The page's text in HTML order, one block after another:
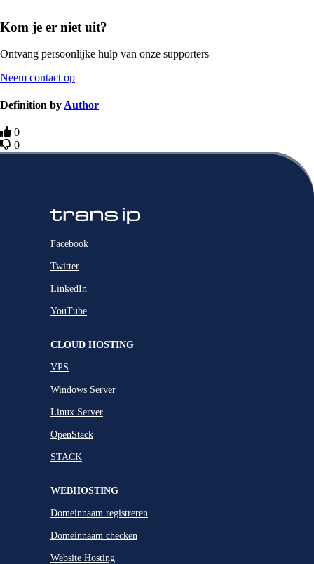
Kom je er niet uit?
Ontvang persoonlijke hulp van onze supporters
Neem contact op
Definition by Author
0
0
Facebook
Twitter
LinkedIn
YouTube
CLOUD HOSTING
VPS
Windows Server
Linux Server
OpenStack
STACK
WEBHOSTING
Domeinnaam registreren
Domeinnaam checken
Website Hosting